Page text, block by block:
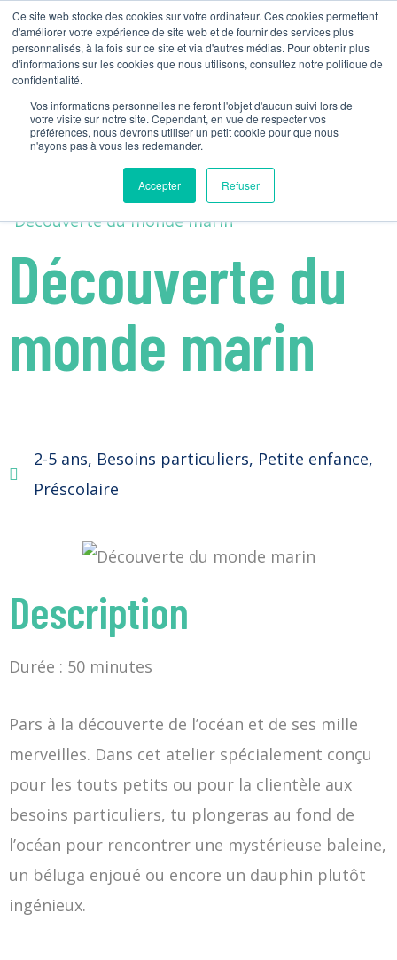
Ce site web stocke des cookies sur votre ordinateur. Ces cookies permettent
d'améliorer votre expérience de site web et de fournir des services plus
personnalisés, à la fois sur ce site et via d'autres médias. Pour obtenir plus
d'informations sur les cookies que nous utilisons, consultez notre politique de
confidentialité.
Vos informations personnelles ne feront l'objet d'aucun suivi lors de
votre visite sur notre site. Cependant, en vue de respecter vos
préférences, nous devrons utiliser un petit cookie pour que nous
n'ayons pas à vous les redemander.
Accepter Refuser
Activity Tag :
Petite enfance
Découverte du monde
Découverte du
monde marin
2-5 ans, Besoins particuliers, Petite enfance,
Préscolaire
Description
Durée : 50 minutes
Pars à la découverte de l’océan et de ses mille
merveilles. Dans cet atelier spécialement conçu
pour les touts petits ou pour la clientèle aux
besoins particuliers, tu plongeras au fond de
l’océan pour rencontrer une mystérieuse baleine,
un béluga enjoué ou encore un dauphin plutôt
ingénieux.